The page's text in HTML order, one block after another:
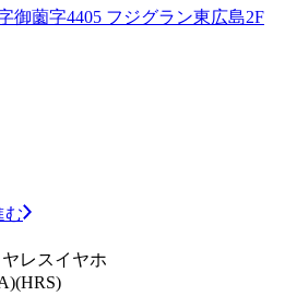
御薗字4405 フジグラン東広島2F
む
レスイヤホ